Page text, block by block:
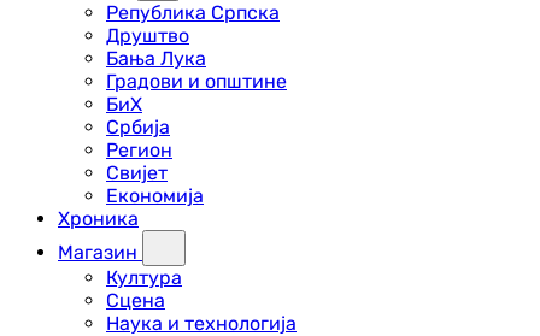
Република Српска
Друштво
Бања Лука
Градови и општине
БиХ
Србија
Регион
Свијет
Економија
Хроника
Магазин
Култура
Сцена
Наука и технологија